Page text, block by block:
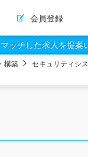
会員登録
ッチした求人を提案
構築 セキュリティシ